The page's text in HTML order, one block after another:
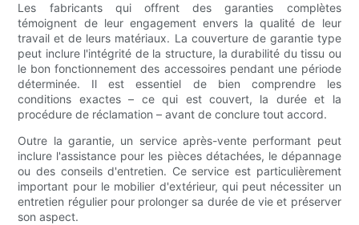
Les fabricants qui offrent des garanties complètes
témoignent de leur engagement envers la qualité de leur
travail et de leurs matériaux. La couverture de garantie type
peut inclure l'intégrité de la structure, la durabilité du tissu ou
le bon fonctionnement des accessoires pendant une période
déterminée. Il est essentiel de bien comprendre les
conditions exactes – ce qui est couvert, la durée et la
procédure de réclamation – avant de conclure tout accord.
Outre la garantie, un service après-vente performant peut
inclure l'assistance pour les pièces détachées, le dépannage
ou des conseils d'entretien. Ce service est particulièrement
important pour le mobilier d'extérieur, qui peut nécessiter un
entretien régulier pour prolonger sa durée de vie et préserver
son aspect.